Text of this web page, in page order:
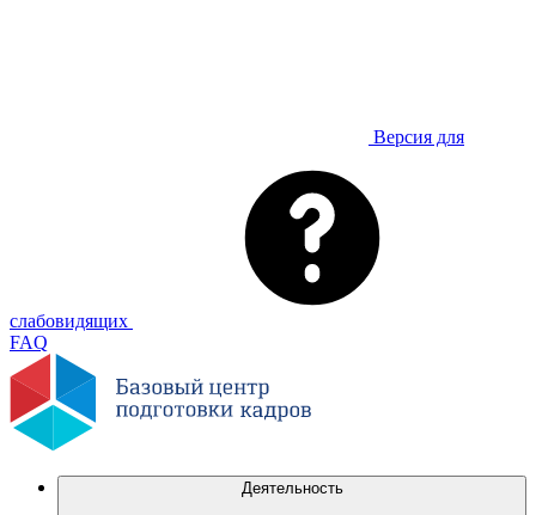
Версия для
слабовидящих
FAQ
Деятельность